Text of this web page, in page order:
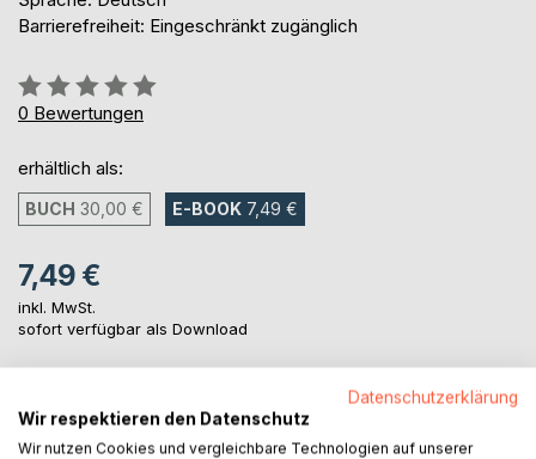
Barrierefreiheit: Eingeschränkt zugänglich
Bewertung::
0%
0 Bewertungen
erhältlich als:
BUCH 30,00 € E-BOOK 7,49 €
7,49 €
inkl. MwSt.
sofort verfügbar als Download
IN DEN WARENKORB
Datenschutzerklärung
Wir respektieren den Datenschutz
Wir nutzen Cookies und vergleichbare Technologien auf unserer